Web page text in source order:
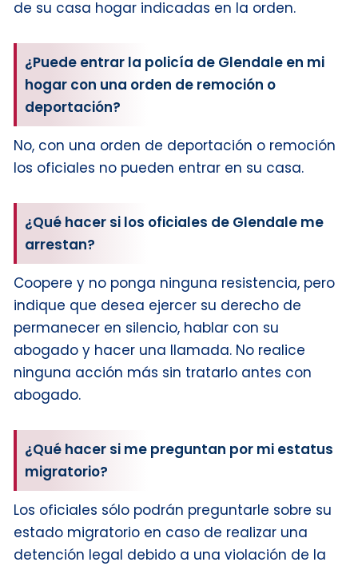
de su casa hogar indicadas en la orden.
¿Puede entrar la policía de Glendale en mi
hogar con una orden de remoción o
deportación?
No, con una orden de deportación o remoción
los oficiales no pueden entrar en su casa.
¿Qué hacer si los oficiales de Glendale me
arrestan?
Coopere y no ponga ninguna resistencia, pero
indique que desea ejercer su derecho de
permanecer en silencio, hablar con su
abogado y hacer una llamada. No realice
ninguna acción más sin tratarlo antes con
abogado.
¿Qué hacer si me preguntan por mi estatus
migratorio?
Los oficiales sólo podrán preguntarle sobre su
estado migratorio en caso de realizar una
detención legal debido a una violación de la